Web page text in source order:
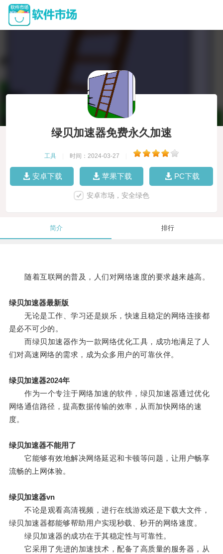
绿贝加速器免费永久加速
工具 时间：2024-03-27
安卓下载 苹果下载 PC下载
安卓市场，安全绿色
简介 排行
随着互联网的普及，人们对网络速度的要求越来越高。
绿贝加速器最新版
无论是工作、学习还是娱乐，快速且稳定的网络连接都
是必不可少的。
而绿贝加速器作为一款网络优化工具，成功地满足了人
们对高速网络的需求，成为众多用户的可靠伙伴。
绿贝加速器2024年
作为一个专注于网络加速的软件，绿贝加速器通过优化
网络通信路径，提高数据传输的效率，从而加快网络的速
度。
绿贝加速器不能用了
它能够有效地解决网络延迟和卡顿等问题，让用户畅享
流畅的上网体验。
绿贝加速器vn
不论是观看高清视频，进行在线游戏还是下载大文件，
绿贝加速器都能够帮助用户实现秒载、秒开的网络速度。
绿贝加速器的成功在于其稳定性与可靠性。
它采用了先进的加速技术，配备了高质量的服务器，从